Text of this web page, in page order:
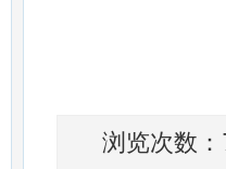
浏览次数